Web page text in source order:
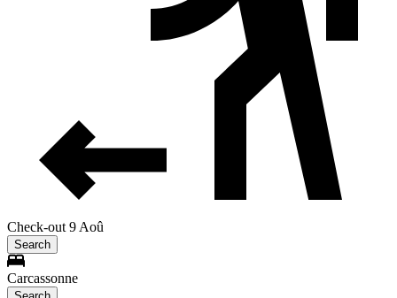
Check-out 9 Aoû
Search
Carcassonne